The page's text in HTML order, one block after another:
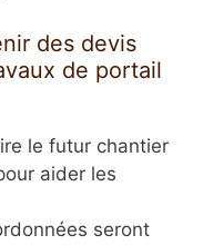
des devis
de portail
le futur chantier
aider les
seront